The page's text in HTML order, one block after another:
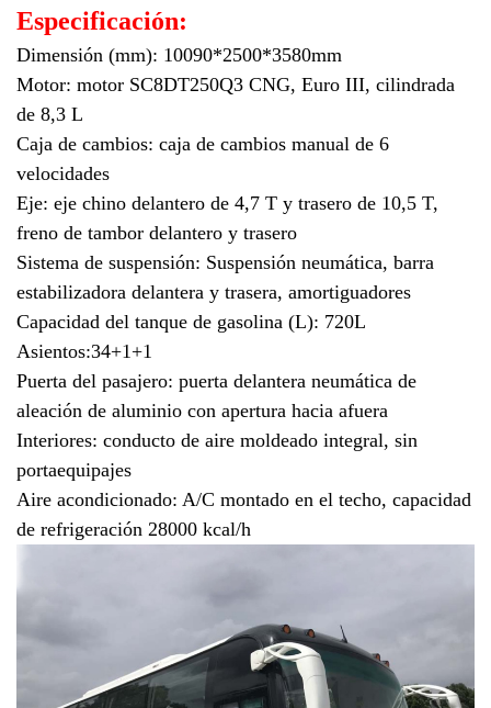
Especificación:
Dimensión (mm): 10090*2500*3580mm
Motor: motor SC8DT250Q3 CNG, Euro III, cilindrada
de 8,3 L
Caja de cambios: caja de cambios manual de 6
velocidades
Eje: eje chino delantero de 4,7 T y trasero de 10,5 T,
freno de tambor delantero y trasero
Sistema de suspensión: Suspensión neumática, barra
estabilizadora delantera y trasera, amortiguadores
Capacidad del tanque de gasolina (L): 720L
Asientos:34+1+1
Puerta del pasajero: puerta delantera neumática de
aleación de aluminio con apertura hacia afuera
Interiores: conducto de aire moldeado integral, sin
portaequipajes
Aire acondicionado: A/C montado en el techo, capacidad
de refrigeración 28000 kcal/h